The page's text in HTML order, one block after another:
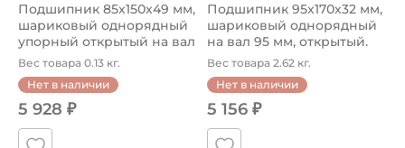
Подшипник 85х150х49 мм,
шариковый однорядный
упорный открытый на вал
85...
Вес товара 0.13 кг.
Нет в наличии
5 928 ₽
Подшипник 95х170х32 мм,
шариковый однорядный
на вал 95 мм, открытый.
Ар...
Вес товара 2.62 кг.
Нет в наличии
5 156 ₽